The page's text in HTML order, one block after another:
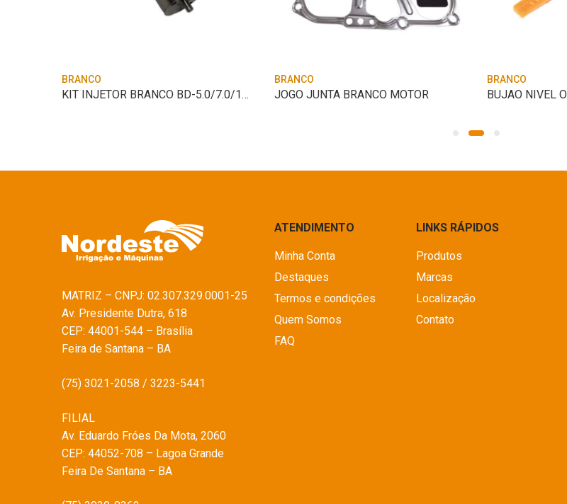
BRANCO
KIT INJETOR BRANCO BD-5.0/7.0/10.0CV
BRANCO
JOGO JUNTA BRANCO MOTOR
BRANCO
MATRIZ – CNPJ: 02.307.329.0001-25
Av. Presidente Dutra, 618
CEP: 44001-544 – Brasília
Feira de Santana – BA
(75) 3021-2058 / 3223-5441
FILIAL
Av. Eduardo Fróes Da Mota, 2060
CEP: 44052-708 – Lagoa Grande
Feira De Santana – BA
ATENDIMENTO
Minha Conta
Destaques
Termos e condições
Quem Somos
FAQ
LINKS RÁPIDOS
Produtos
Marcas
Localização
Contato